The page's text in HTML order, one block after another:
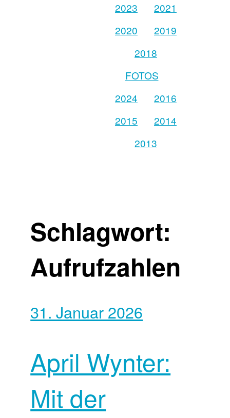
2023
2021
2020
2019
2018
FOTOS
2024
2016
2015
2014
2013
Schlagwort:
Aufrufzahlen
31. Januar 2026
April Wynter:
Mit der